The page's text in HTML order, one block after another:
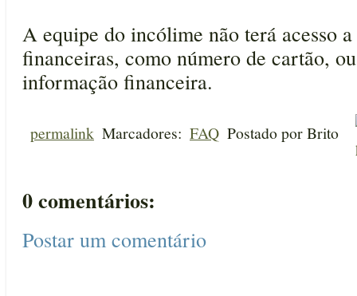
A equipe do incólime não terá acesso
financeiras, como número de cartão,
informação financeira.
permalink Marcadores: FAQ Postado porBrito
0 comentários:
Postar um comentário